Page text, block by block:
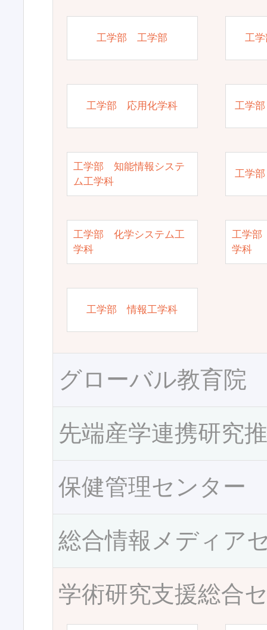
工学部 工学部 工
工学部 応用化学科 工学
工学部 知能情報システ
ム工学科
工学
工学部 化学システム工
学科
工学部
学科
工学部 情報工学科
グローバル教育院
先端産学連携研究
保健管理センター
総合情報メディア
学術研究支援総合